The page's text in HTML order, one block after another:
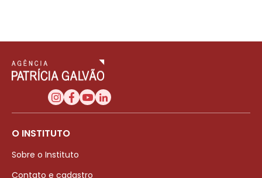
O INSTITUTO
Sobre o Instituto
Contato e cadastro